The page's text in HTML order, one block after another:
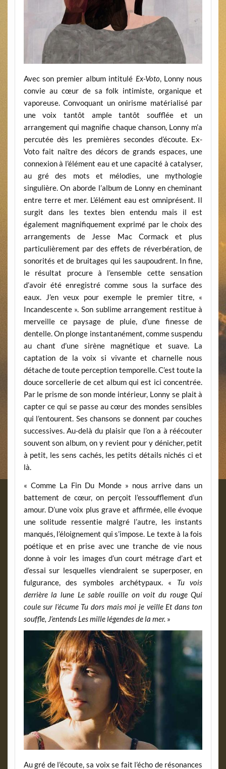
Avec son premier album intitulé Ex-Voto, Lonny nous
convie au cœur de sa folk intimiste, organique et
vaporeuse. Convoquant un onirisme matérialisé par
une voix tantôt ample tantôt soufflée et un
arrangement qui magnifie chaque chanson, Lonny m’a
percutée dès les premières secondes d’écoute. Ex-
Voto fait naître des décors de grands espaces, une
connexion à l’élément eau et une capacité à catalyser,
au gré des mots et mélodies, une mythologie
singulière. On aborde l’album de Lonny en cheminant
entre terre et mer. L’élément eau est omniprésent. Il
surgit dans les textes bien entendu mais il est
également magnifiquement exprimé par le choix des
arrangements de Jesse Mac Cormack et plus
particulièrement par des effets de réverbération, de
sonorités et de bruitages qui les saupoudrent. In fine,
le résultat procure à l’ensemble cette sensation
d’avoir été enregistré comme sous la surface des
eaux. J’en veux pour exemple le premier titre, «
Incandescente ». Son sublime arrangement restitue à
merveille ce paysage de pluie, d’une finesse de
dentelle. On plonge instantanément, comme suspendu
au chant d’une sirène magnétique et suave. La
captation de la voix si vivante et charnelle nous
détache de toute perception temporelle. C’est toute la
douce sorcellerie de cet album qui est ici concentrée.
Par le prisme de son monde intérieur, Lonny se plait à
capter ce qui se passe au cœur des mondes sensibles
qui l’entourent. Ses chansons se donnent par couches
successives. Au-delà du plaisir que l’on a à réécouter
souvent son album, on y revient pour y dénicher, petit
à petit, les sens cachés, les petits détails nichés ci et
là.
« Comme La Fin Du Monde » nous arrive dans un
battement de cœur, on perçoit l’essoufflement d’un
amour. D’une voix plus grave et affirmée, elle évoque
une solitude ressentie malgré l’autre, les instants
manqués, l’éloignement qui s’impose. Le texte à la fois
poétique et en prise avec une tranche de vie nous
donne à voir les images d’un court métrage d’art et
d’essai sur lesquelles viendraient se superposer, en
fulgurance, des symboles archétypaux. « Tu vois
derrière la lune Le sable rouille on voit du rouge Qui
coule sur l’écume Tu dors mais moi je veille Et dans ton
souffle, J’entends Les mille légendes de la mer. »
Au gré de l’écoute, sa voix se fait l’écho de résonances